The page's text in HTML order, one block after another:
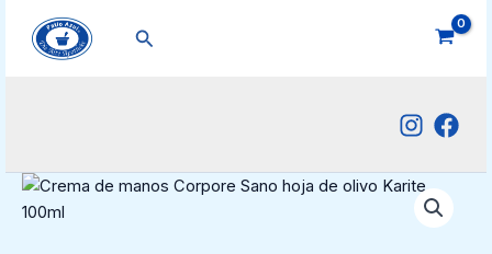
contenido
Buscar